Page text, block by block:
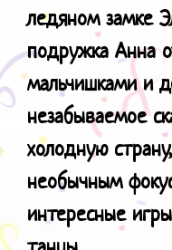
ледяном замке
подружка Анна
мальчишками и
незабываемое
холодную
необычным
интересные